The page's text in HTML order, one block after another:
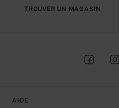
TROUVER UN MAGASIN
AIDE